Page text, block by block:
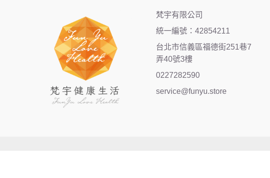
梵宇有限公司
統一編號：42854211
台北市信義區福德街251巷7
弄40號3樓
0227282590
service@funyu.store